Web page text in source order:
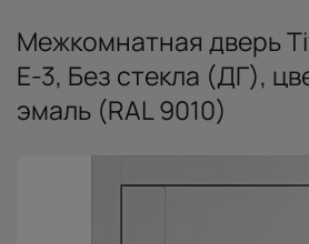
Межкомнатная дверь
Е-3, Без стекла (ДГ),
эмаль (RAL 9010)